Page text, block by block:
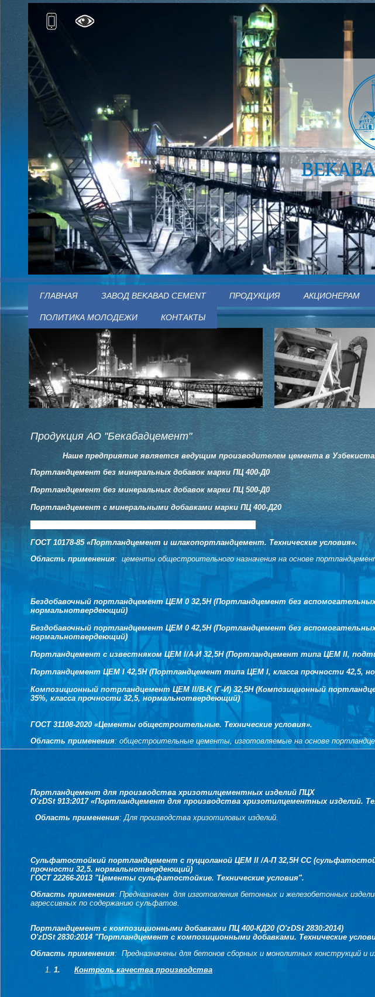
ГЛАВНАЯ ЗАВОД BEKABAD CEMENT ПРОДУКЦИЯ АКЦИОНЕРАМ
ПОЛИТИКА МОЛОДЕЖИ КОНТАКТЫ
Продукция АО "Бекабадцемент"
Наше предприятие является ведущим производителем цемента в
Портландцемент без минеральных добавок марки ПЦ 400-Д0
Портландцемент без минеральных добавок марки ПЦ 500-Д0
Портландцемент с минеральными добавками марки ПЦ 400-Д20
ГОСТ 10178-85 «Портландцемент и шлакопортландцемент. Технические условия».
Область применения: цементы общестроительного назначения на основе
Бездобавочный портландцемент ЦЕМ 0 32,5Н (Портландцемент без
нормальнотвердеющий)
Бездобавочный портландцемент ЦЕМ 0 42,5Н (Портландцемент без
нормальнотвердеющий)
Портландцемент с известняком ЦЕМ I/А-И 32,5Н (Портландцемент типа ЦЕМ II,
Портландцемент ЦЕМ I 42,5Н (Портландцемент типа ЦЕМ I, класса прочности 42,5,
Композиционный потрландцемент ЦЕМ II/B-K (Г-И) 32,5Н (Композиционный
35%, класса прочности 32,5, нормальнотвердеющий)
ГОСТ 31108-2020 «Цементы общестроительные. Технические условия».
Область применения: общестроительные цементы, изготовляемые на основе
Портландцемент для производства хризотилцементных изделий ПЦХ
O'zDSt 913:2017«Портландцемент для производства хризотилцементных изделий.
Область применения: Для производства хризотиловых изделий.
Сульфатостойкий портландцемент с пуццоланой ЦЕМ II /А-П 32,5Н СС
прочности 32,5. нормальнотвердеющий)
ГОСТ 22266-2013 "Цементы сульфатостойкие. Технические условия".
Область применения: Предназначен для изготовления бетонных и железобетонных
агрессивных по содержанию сульфатов.
Портландцемент с композиционными добавками ПЦ 400-КД20 (O'zDSt 2830:2014)
O'zDSt 2830:2014 "Портландцемент с композиционными добавками. Технические
Область применения: Предназначены для бетонов сборных и монолитных конструкций и
1. Контроль качества производства